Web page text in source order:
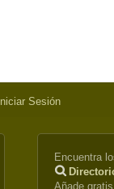
Iniciar Sesión
Encuentra
Añade